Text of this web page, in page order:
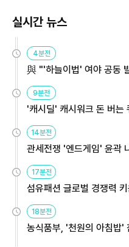
실시간 뉴스
4분전
與 "'하늘이법' 여야 공동
9분전
'캐시딜' 캐시워크 돈 버는
14분전
관세전쟁 '엔드게임' 윤곽
용해야
17분전
섬유패션 글로벌 경쟁력
원
18분전
농식품부, '천원의 아침밥